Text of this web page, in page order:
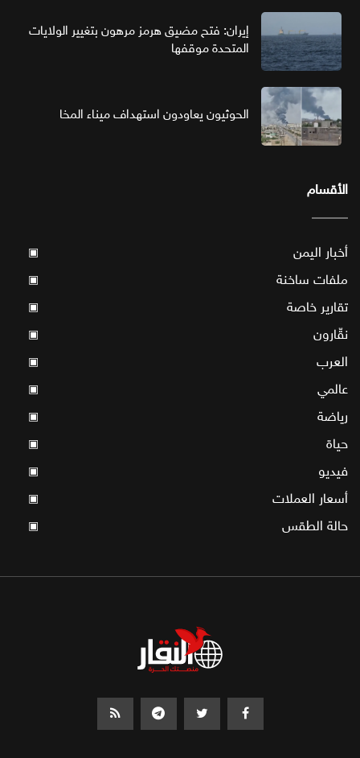
إيران: فتح مضيق هرمز مرهون بتغيير الولايات
المتحدة موقفها
الحوثيون يعاودون استهداف ميناء المخا
الأقسام
أخبار اليمن ▣
ملفات ساخنة ▣
تقارير خاصة ▣
نقّارون ▣
العرب ▣
عالمي ▣
رياضة ▣
حياة ▣
فيديو ▣
أسعار العملات ▣
حالة الطقس ▣